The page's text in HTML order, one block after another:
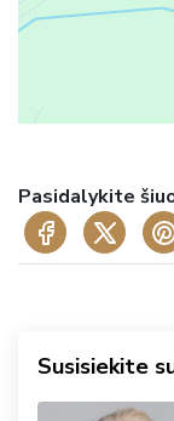
Pasidalykite
Susisiekite